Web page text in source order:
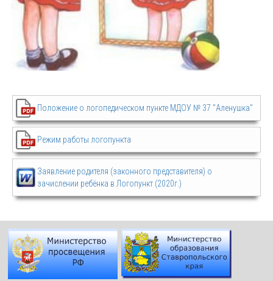
Положение о логопедическом пункте МДОУ № 37 "Аленушка"
Режим работы логопункта
Заявление родителя (законного представителя) о
зачислении ребёнка в Логопункт (2020г.)